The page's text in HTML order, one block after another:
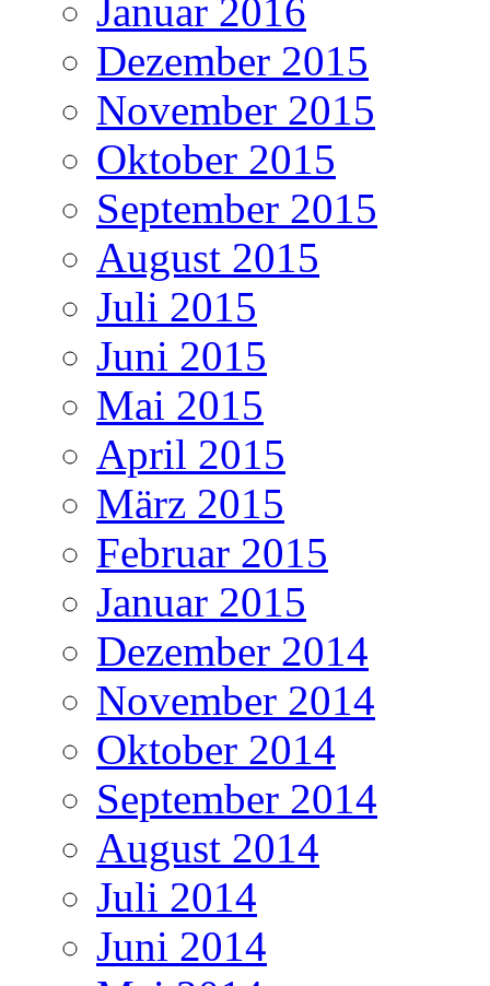
Januar 2016
Dezember 2015
November 2015
Oktober 2015
September 2015
August 2015
Juli 2015
Juni 2015
Mai 2015
April 2015
März 2015
Februar 2015
Januar 2015
Dezember 2014
November 2014
Oktober 2014
September 2014
August 2014
Juli 2014
Juni 2014